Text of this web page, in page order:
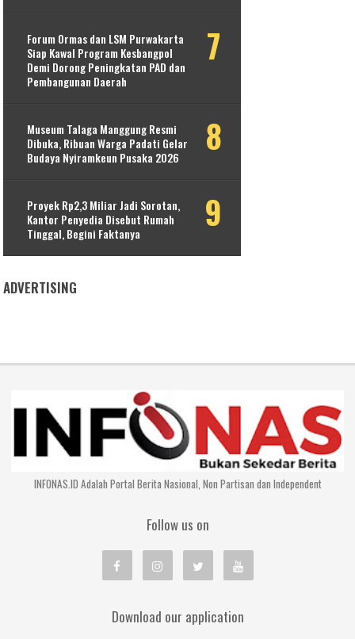
Forum Ormas dan LSM Purwakarta
Siap Kawal Program Kesbangpol
Demi Dorong Peningkatan PAD dan
Pembangunan Daerah
Museum Talaga Manggung Resmi
Dibuka, Ribuan Warga Padati Gelar
Budaya Nyiramkeun Pusaka 2026
Proyek Rp2,3 Miliar Jadi Sorotan,
Kantor Penyedia Disebut Rumah
Tinggal, Begini Faktanya
ADVERTISING
INFONAS.ID Adalah Portal Berita Nasional, Non Partisan dan Independent
Follow us on
Download our application